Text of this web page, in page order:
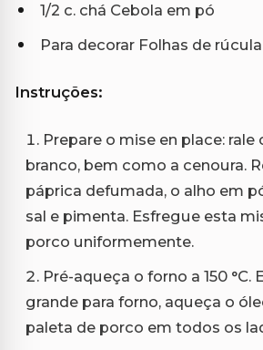
1/2 c. chá Cebola em pó
Para decorar Folhas de rúcula
Instruções:
Prepare o mise en place:
branco, bem como a cenoura.
páprica defumada, o alho em
sal e pimenta. Esfregue esta
porco uniformemente.
Pré-aqueça o forno a 150 °C.
grande para forno, aqueça o
paleta de porco em todos os